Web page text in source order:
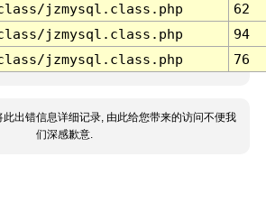
jzmysql.class.php
62
jzmysql.class.php
94
jzmysql.class.php 76
此出错信息详细记录, 由此给您带来的访问不便我
们深感歉意.